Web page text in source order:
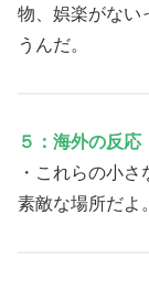
物、娯楽がない
うんだ。
５：海外の反応
・これらの小
素敵な場所だよ。